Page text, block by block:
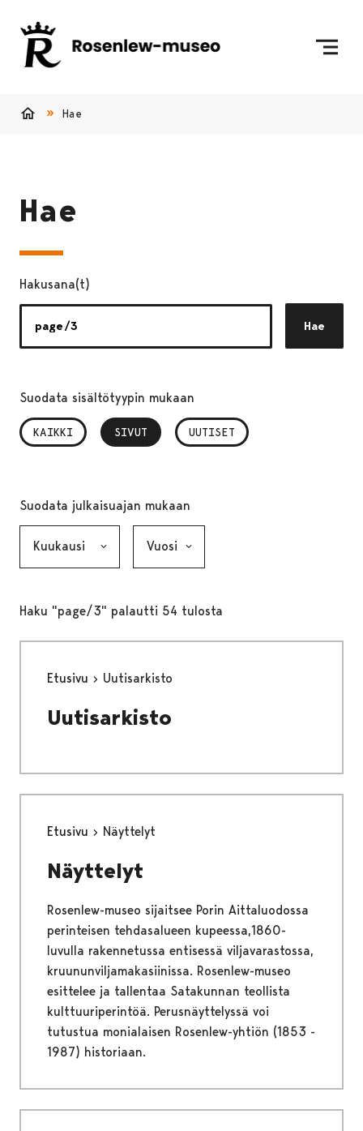
Hae
Hae
Hakusana(t)
Hae
Suodata sisältötyypin mukaan
KAIKKI SIVUT
, VALITTU UUTISET
Suodata julkaisuajan mukaan
Haku "page/3" palautti 54 tulosta
Etusivu Uutisarkisto
Uutisarkisto
Etusivu Näyttelyt
Näyttelyt
Rosenlew-museo sijaitsee Porin Aittaluodossa
perinteisen tehdasalueen kupeessa,1860-
luvulla rakennetussa entisessä viljavarastossa,
kruununviljamakasiinissa. Rosenlew-museo
esittelee ja tallentaa Satakunnan teollista
kulttuuriperintöä. Perusnäyttelyssä voi
tutustua monialaisen Rosenlew-yhtiön (1853 -
1987) historiaan.